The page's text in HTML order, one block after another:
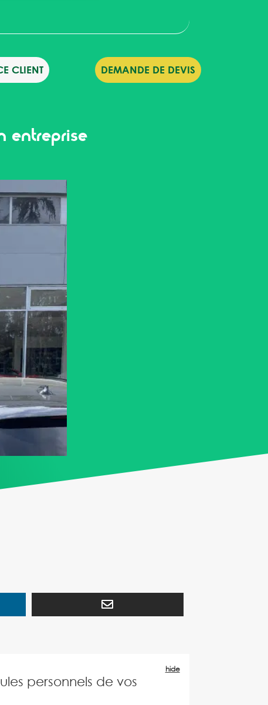
CLIENT DEMANDE DE DEVIS
entreprise
hide
personnels de vos